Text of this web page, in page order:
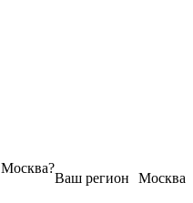
Москва
Ваш регион
Москва?